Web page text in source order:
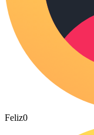
Feliz0